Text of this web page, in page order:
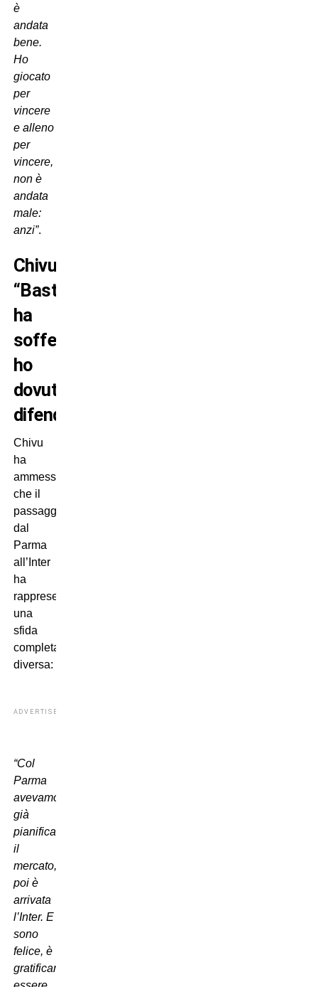
è
andata
bene.
Ho
giocato
per
vincere
e alleno
per
vincere,
non è
andata
male:
anzi”.
Chivu:
“Bastoni
ha
sofferto,
ho
dovuto
difenderlo.”
Chivu
ha
ammesso
che il
passaggio
dal
Parma
all’Inter
ha
rappresentato
una
sfida
completamente
diversa:
ADVERTISEMENT
“Col
Parma
avevamo
già
pianificato
il
mercato,
poi è
arrivata
l’Inter. E
sono
felice, è
gratificante